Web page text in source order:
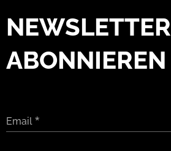
NEWSLETTER
ABONNIEREN
Email